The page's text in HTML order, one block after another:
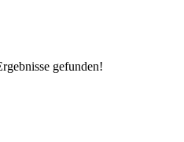
gefunden!